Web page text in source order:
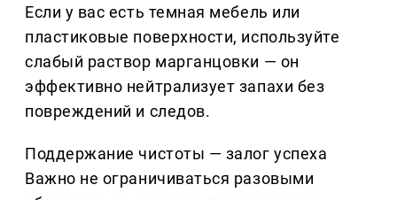
Если у вас есть темная мебель или
пластиковые поверхности, используйте
слабый раствор марганцовки — он
эффективно нейтрализует запахи без
повреждений и следов.
Поддержание чистоты — залог успеха
Важно не ограничиваться разовыми